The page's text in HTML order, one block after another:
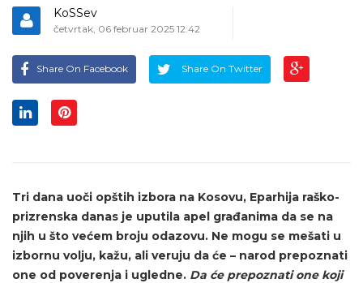
KoSSev
četvrtak, 06 februar 2025 12:42
Share On Facebook Share On Twitter
Tri dana uoči opštih izbora na Kosovu, Eparhija raško-
prizrenska danas je uputila apel građanima da se na
njih u što većem broju odazovu. Ne mogu se mešati u
izbornu volju, kažu, ali veruju da će – narod prepoznati
one od poverenja i ugledne. Da će prepoznati one koji